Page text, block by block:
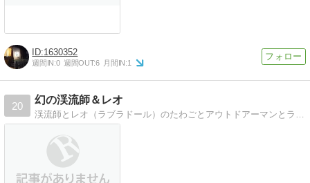
1630352
週間IN:0 週間OUT:6 月間IN:1
20
幻の渓流師＆レオ